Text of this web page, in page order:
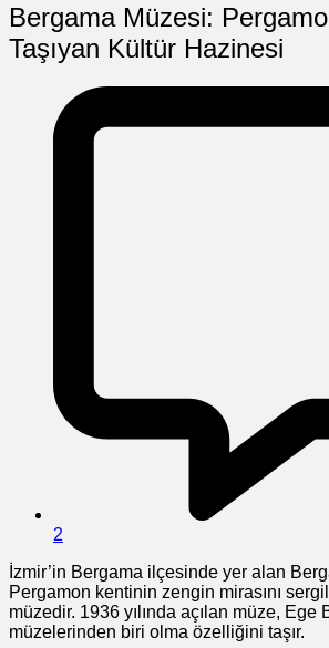
Bergama Müzesi:
Taşıyan Kültür Hazinesi
2
İzmir’in Bergama ilçesinde yer alan
Pergamon kentinin zengin mirasını
müzedir. 1936 yılında açılan müze, Ege
müzelerinden biri olma özelliğini taşır.